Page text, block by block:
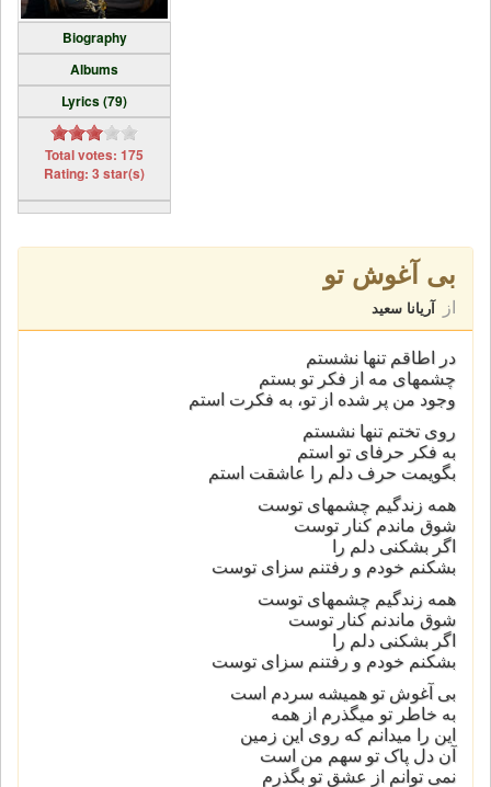
Biography
Albums
Lyrics (79)
Total votes: 175
Rating: 3 star(s)
بی آغوش تو
از آریانا سعید
در اطاقم تنها نشستم
چشمهای مه از فکر تو بستم
وجود من پر شده از تو، به فکرت استم
روی تختم تنها نشستم
به فکر حرفای تو استم
بگویمت حرف دلم را عاشقت استم
همه زندگیم چشمهای توست
شوق ماندم کنار توست
اگر بشکنی دلم را
بشکنم خودم و رفتنم سزای توست
همه زندگیم چشمهای توست
شوق ماندنم کنار توست
اگر بشکنی دلم را
بشکنم خودم و رفتنم سزای توست
بی آغوش تو همیشه سردم است
به خاطر تو میگذرم از همه
این را میدانم که روی این زمین
آن دل پاک تو سهم من است
نمی توانم از عشق تو بگذرم